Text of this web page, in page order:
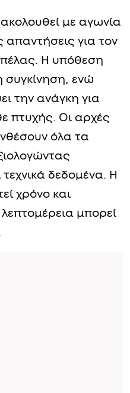
με αγωνία
απαντήσεις για τον
Η υπόθεση
συγκίνηση, ενώ
την ανάγκη για
πτυχής. Οι αρχές
όλα τα
τεχνικά δεδομένα. Η
χρόνο και
μπορεί